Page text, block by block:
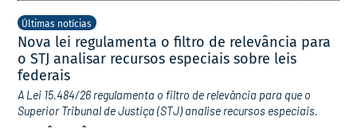
Últimas notícias
Nova lei regulamenta o filtro de relevância para
o STJ analisar recursos especiais sobre leis
federais
A Lei 15.484/26 regulamenta o filtro de relevância para que o
Superior Tribunal de Justiça (STJ) analise recursos especiais.